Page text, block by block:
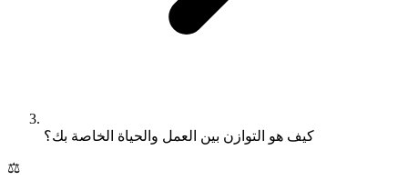
كيف هو التوازن بين العمل والحياة الخاصة بك؟
⚖️